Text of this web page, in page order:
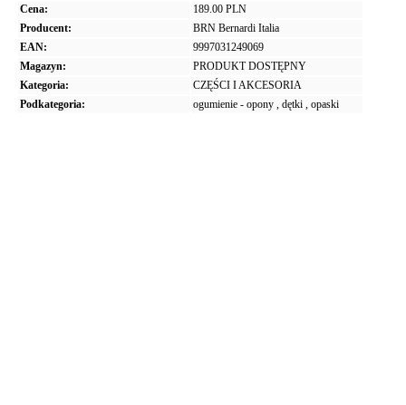
Cena:
189.00 PLN
Producent:
BRN Bernardi Italia
EAN:
9997031249069
Magazyn:
PRODUKT DOSTĘPNY
Kategoria:
CZĘŚCI I AKCESORIA
Podkategoria:
ogumienie - opony , dętki , opaski